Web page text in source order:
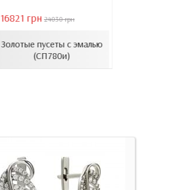
16821 грн 24030 грн
Золотые пусеты с эмалью
(СП780и)